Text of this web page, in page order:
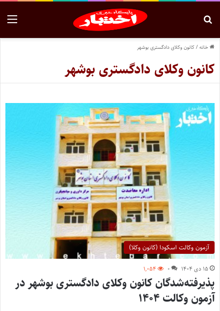
خانه/کانون وکلای دادگستری بوشهر
کانون وکلای دادگستری بوشهر
آزمون وکالت اسکودا (کانون وکلا)
۱۵ دی ۱۴۰۴ ۰ ۱,۰۵۴
پذیرفته‌شدگان کانون وکلای دادگستری بوشهر در
آزمون وکالت ۱۴۰۴